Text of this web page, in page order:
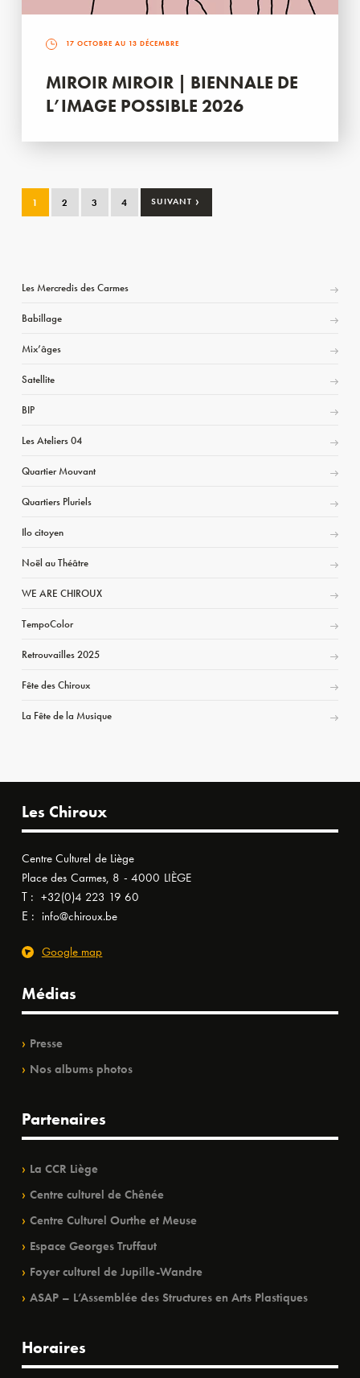
17 OCTOBRE AU 13 DÉCEMBRE
MIROIR MIROIR | BIENNALE DE
L’IMAGE POSSIBLE 2026
1 2 3 4 SUIVANT ›
Les Mercredis des Carmes
Babillage
Mix’âges
Satellite
BIP
Les Ateliers 04
Quartier Mouvant
Quartiers Pluriels
Ilo citoyen
Noël au Théâtre
WE ARE CHIROUX
TempoColor
Retrouvailles 2025
Fête des Chiroux
La Fête de la Musique
Les Chiroux
Centre Culturel de Liège
Place des Carmes, 8 - 4000 LIÈGE
T : +32(0)4 223 19 60
E : info@chiroux.be
Google map
Médias
Presse
Nos albums photos
Partenaires
La CCR Liège
Centre culturel de Chênée
Centre Culturel Ourthe et Meuse
Espace Georges Truffaut
Foyer culturel de Jupille-Wandre
ASAP – L’Assemblée des Structures en Arts Plastiques
Horaires